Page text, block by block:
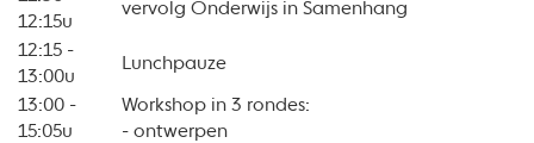
12:15u
vervolg Onderwijs in Samenhang
12:15 -
13:00u
Lunchpauze
13:00 -
15:05u
Workshop in 3 rondes:
- ontwerpen